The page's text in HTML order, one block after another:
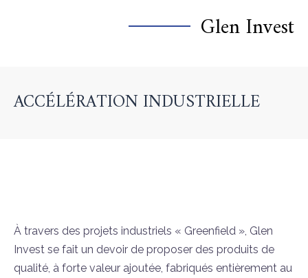
Glen Invest
ACCÉLÉRATION INDUSTRIELLE
À travers des projets industriels « Greenfield », Glen
Invest se fait un devoir de proposer des produits de
qualité, à forte valeur ajoutée, fabriqués entièrement au